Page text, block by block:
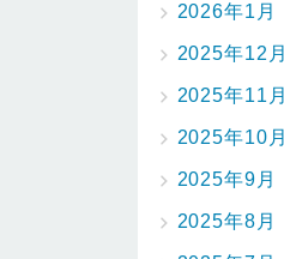
2026年1月
2025年12月
2025年11月
2025年10月
2025年9月
2025年8月